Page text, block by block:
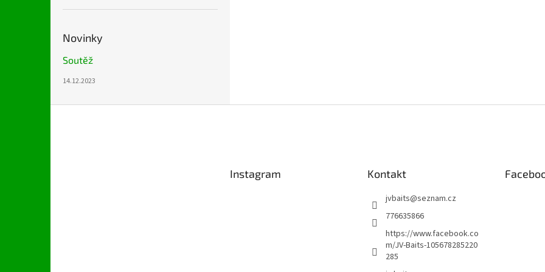
Novinky
Soutěž
14.12.2023
Instagram Kontakt
jvbaits@seznam.cz
776635866
https://www.facebook.co
m/JV-Baits-105678285220
285